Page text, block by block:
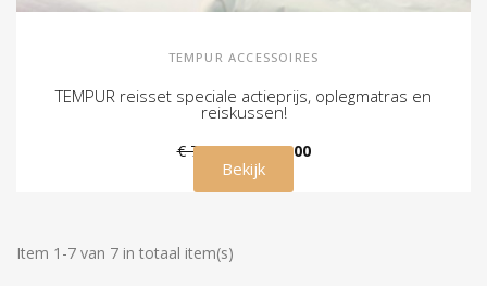
TEMPUR ACCESSOIRES
TEMPUR reisset speciale actieprijs, oplegmatras en
reiskussen!
€ 799,00 € 499,00
Bekijk
Item 1-7 van 7 in totaal item(s)